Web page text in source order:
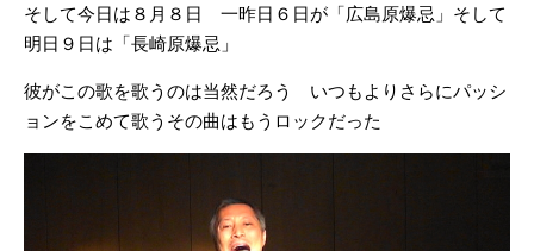
そして今日は８月８日 一昨日６日が「広島原爆忌」そして
明日９日は「長崎原爆忌」
彼がこの歌を歌うのは当然だろう いつもよりさらにパッシ
ョンをこめて歌うその曲はもうロックだった